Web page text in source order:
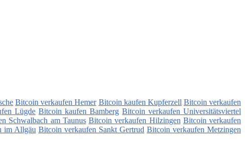
Bitcoin verkaufen Hemer Bitcoin kaufen Kupferzell Bitcoin verkaufen
Lügde Bitcoin kaufen Bamberg Bitcoin verkaufen Universitätsviertel
Schwalbach am Taunus Bitcoin verkaufen Hilzingen Bitcoin verkaufen
im Allgäu Bitcoin verkaufen Sankt Gertrud Bitcoin verkaufen Metzingen